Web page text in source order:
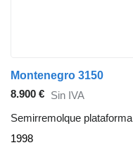
Montenegro 3150
8.900 € Sin IVA
Semirremolque plataforma
1998